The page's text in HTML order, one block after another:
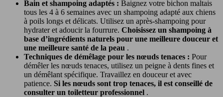
Bain et shampoing adaptés : Baignez votre bichon maltais
tous les 4 à 6 semaines avec un shampoing adapté aux chiens
à poils longs et délicats. Utilisez un après-shampoing pour
hydrater et adoucir la fourrure. Choisissez un shampoing à
base d’ingrédients naturels pour une meilleure douceur et
une meilleure santé de la peau .
Techniques de démêlage pour les nœuds tenaces : Pour
démêler les nœuds tenaces, utilisez un peigne à dents fines et
un démêlant spécifique. Travaillez en douceur et avec
patience. Si les nœuds sont trop tenaces, il est conseillé de
consulter un toiletteur professionnel .